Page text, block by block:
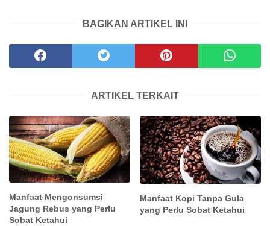
BAGIKAN ARTIKEL INI
ARTIKEL TERKAIT
Manfaat Mengonsumsi
Jagung Rebus yang Perlu
Sobat Ketahui
Manfaat Kopi Tanpa Gula
yang Perlu Sobat Ketahui